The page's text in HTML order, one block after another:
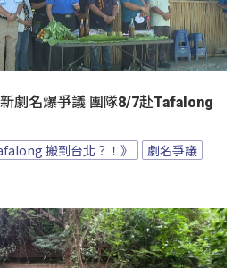
新劇名爆爭議 團隊8/7赴Tafalong
搬到台北？！》
劇名爭議